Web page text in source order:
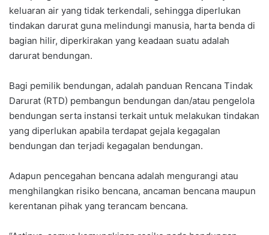
keluaran air yang tidak terkendali, sehingga diperlukan
tindakan darurat guna melindungi manusia, harta benda di
bagian hilir, diperkirakan yang keadaan suatu adalah
darurat bendungan.
Bagi pemilik bendungan, adalah panduan Rencana Tindak
Darurat (RTD) pembangun bendungan dan/atau pengelola
bendungan serta instansi terkait untuk melakukan tindakan
yang diperlukan apabila terdapat gejala kegagalan
bendungan dan terjadi kegagalan bendungan.
Adapun pencegahan bencana adalah mengurangi atau
menghilangkan risiko bencana, ancaman bencana maupun
kerentanan pihak yang terancam bencana.